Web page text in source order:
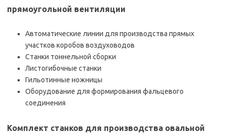
прямоугольной вентиляции
Автоматические линии для производства прямых
участков коробов воздуховодов
Станки тоннельной сборки
Листогибочные станки
Гильотинные ножницы
Оборудование для формирования фальцевого
соединения
Комплект станков для производства овальной